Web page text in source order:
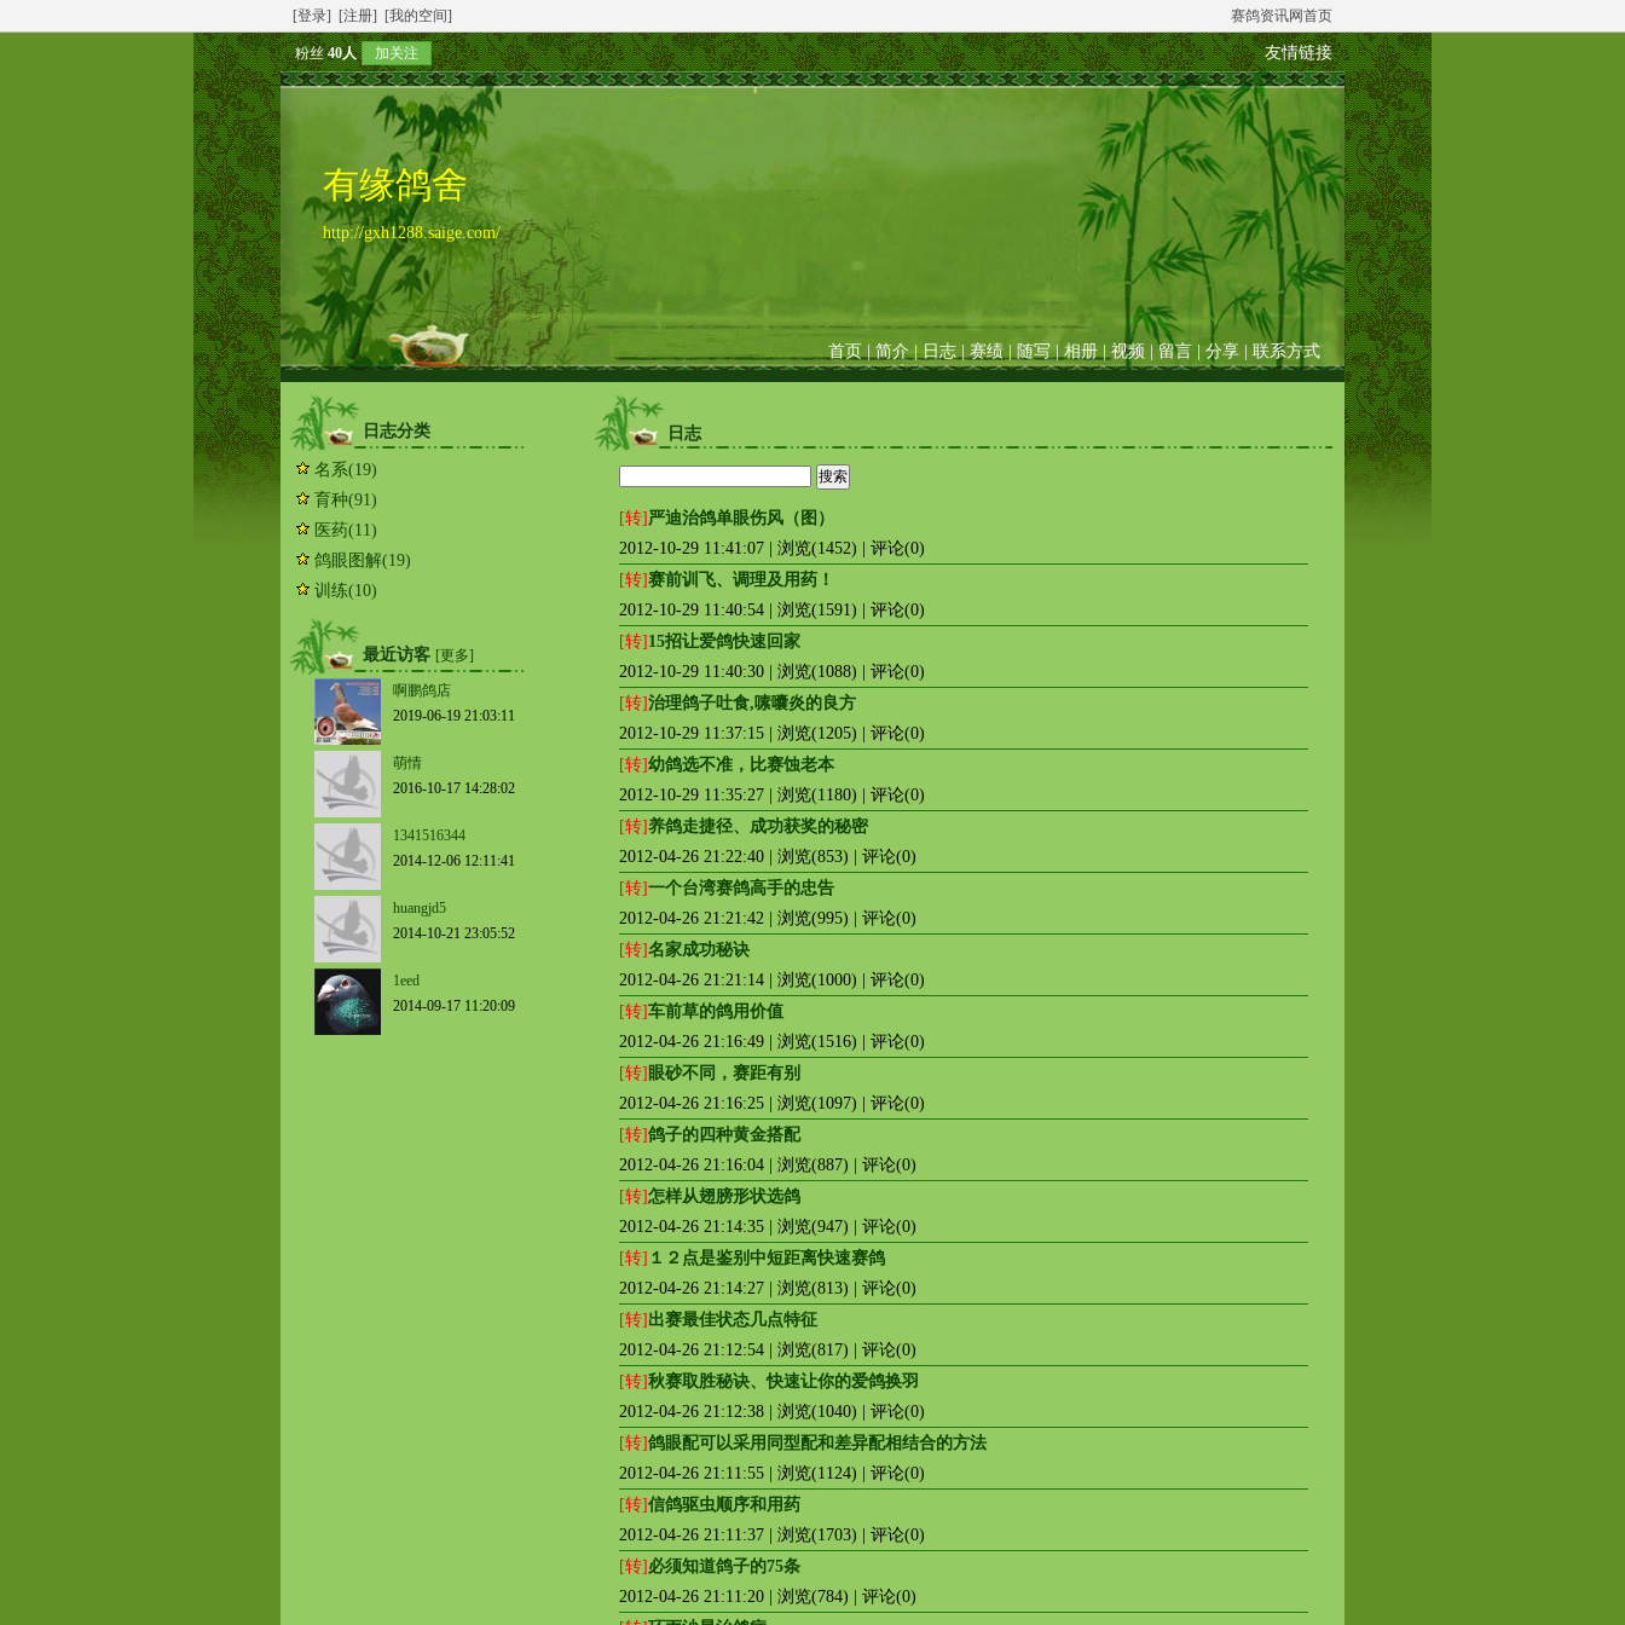
[登录] [注册] [我的空间] 赛鸽资讯网首页
粉丝40人 加关注 友情链接
有缘鸽舍
http://gxh1288.saige.com/
首页 简介 | 日志 赛绩 随写 | 相册 视频 |留言 分享 联系方式
日志分类
名系(19)
育种(91)
医药(11)
鸽眼图解(19)
训练(10)
最近访客 [更多]
啊鹏鸽店
2019-06-19 21:03:11
萌情
2016-10-17 14:28:02
1341516344
2014-12-06 12:11:41
huangjd5
2014-10-21 23:05:52
1eed
2014-09-17 11:20:09
日志
[转] 严迪治鸽单眼伤风（图）
2012-10-29 11:41:07 | 浏览(1452) | 评论(0)
[转]赛前训飞、调理及用药！
2012-10-29 11:40:54 | 浏览(1591) | 评论(0)
[转] 15招让爱鸽快速回家
2012-10-29 11:40:30 | 浏览(1088) | 评论(0)
[转]治理鸽子吐食,嗉囔炎的良方
2012-10-29 11:37:15 | 浏览(1205) | 评论(0)
[转]幼鸽选不准，比赛蚀老本
2012-10-29 11:35:27 | 浏览(1180) | 评论(0)
[转]养鸽走捷径、成功获奖的秘密
2012-04-26 21:22:40 | 浏览(853) | 评论(0)
[转]一个台湾赛鸽高手的忠告
2012-04-26 21:21:42 | 浏览(995) | 评论(0)
[转]名家成功秘诀
2012-04-26 21:21:14 | 浏览(1000) | 评论(0)
[转]车前草的鸽用价值
2012-04-26 21:16:49 | 浏览(1516) | 评论(0)
[转] 眼砂不同，赛距有别
2012-04-26 21:16:25 | 浏览(1097) | 评论(0)
[转]鸽子的四种黄金搭配
2012-04-26 21:16:04 | 浏览(887) | 评论(0)
[转]怎样从翅膀形状选鸽
2012-04-26 21:14:35 | 浏览(947) | 评论(0)
[转] １２点是鉴别中短距离快速赛鸽
2012-04-26 21:14:27 | 浏览(813) | 评论(0)
[转] 出赛最佳状态几点特征
2012-04-26 21:12:54 | 浏览(817) | 评论(0)
[转]秋赛取胜秘诀、快速让你的爱鸽换羽
2012-04-26 21:12:38 | 浏览(1040) | 评论(0)
[转]鸽眼配可以采用同型配和差异配相结合的方法
2012-04-26 21:11:55 | 浏览(1124) | 评论(0)
[转]信鸽驱虫顺序和用药
2012-04-26 21:11:37 | 浏览(1703) | 评论(0)
[转] 必须知道鸽子的75条
2012-04-26 21:11:20 | 浏览(784) | 评论(0)